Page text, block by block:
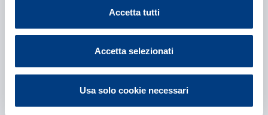
Accetta tutti
Accetta selezionati
Usa solo cookie necessari
polizze con Vittoria?
Accedi a MyVittoria